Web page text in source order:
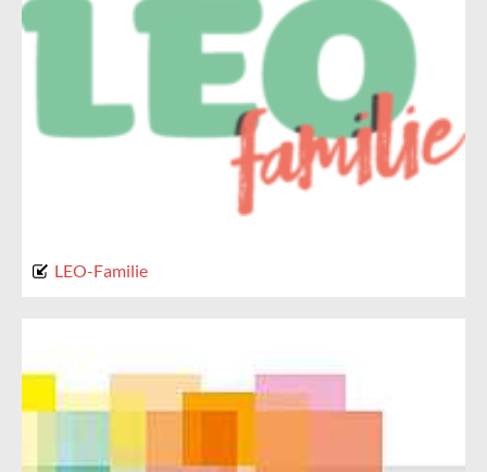
LEO-Familie